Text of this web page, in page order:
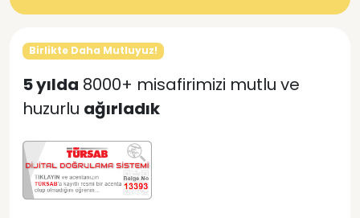
Birlikte Daha Mutluyuz!
5 yılda 8000+ misafirimizi mutlu ve
huzurlu ağırladık